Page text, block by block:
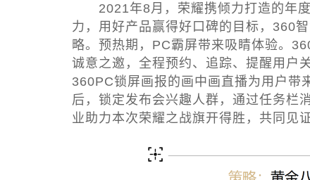
2021年8月，荣耀携倾力打造的年度
力，用好产品赢得好口碑的目标，360
略。预热期，PC霸屏带来吸睛体验。
诚意之邀，全程预约、追踪、提醒用户
360PC锁屏画报的画中画直播为用户带
后，锁定发布会兴趣人群，通过任务栏
业助力本次荣耀之战旗开得胜，共同见